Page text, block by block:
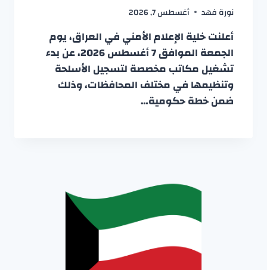
نورة فهد أغسطس 7, 2026
أعلنت خلية الإعلام الأمني في العراق، يوم
الجمعة الموافق 7 أغسطس 2026، عن بدء
تشغيل مكاتب مخصصة لتسجيل الأسلحة
وتنظيمها في مختلف المحافظات، وذلك
ضمن خطة حكومية…